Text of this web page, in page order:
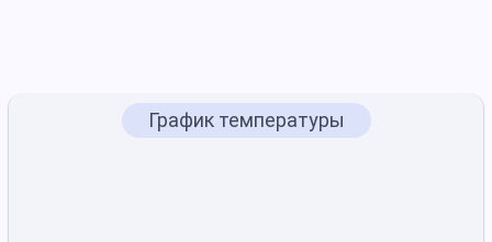
График температуры